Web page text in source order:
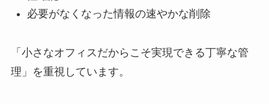
必要がなくなった情報の速やかな削除
「小さなオフィスだからこそ実現できる丁寧な管
理」を重視しています。